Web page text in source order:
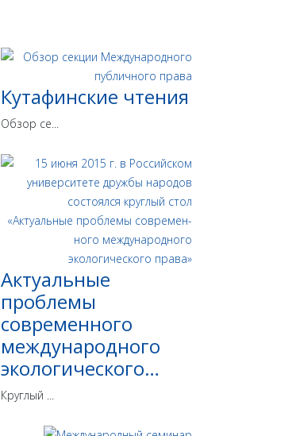
Кутафинские чтения
Обзор се...
Актуальные
проблемы
современного
международного
экологического…
Круглый ...